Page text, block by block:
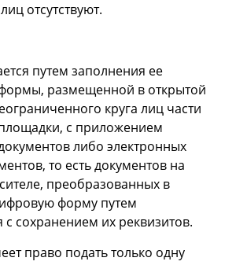
отсутствуют.
путем заполнения ее
размещенной в открытой
круга лиц части
с приложением
либо электронных
то есть документов на
преобразованных в
форму путем
с сохранением их реквизитов.
право подать только одну